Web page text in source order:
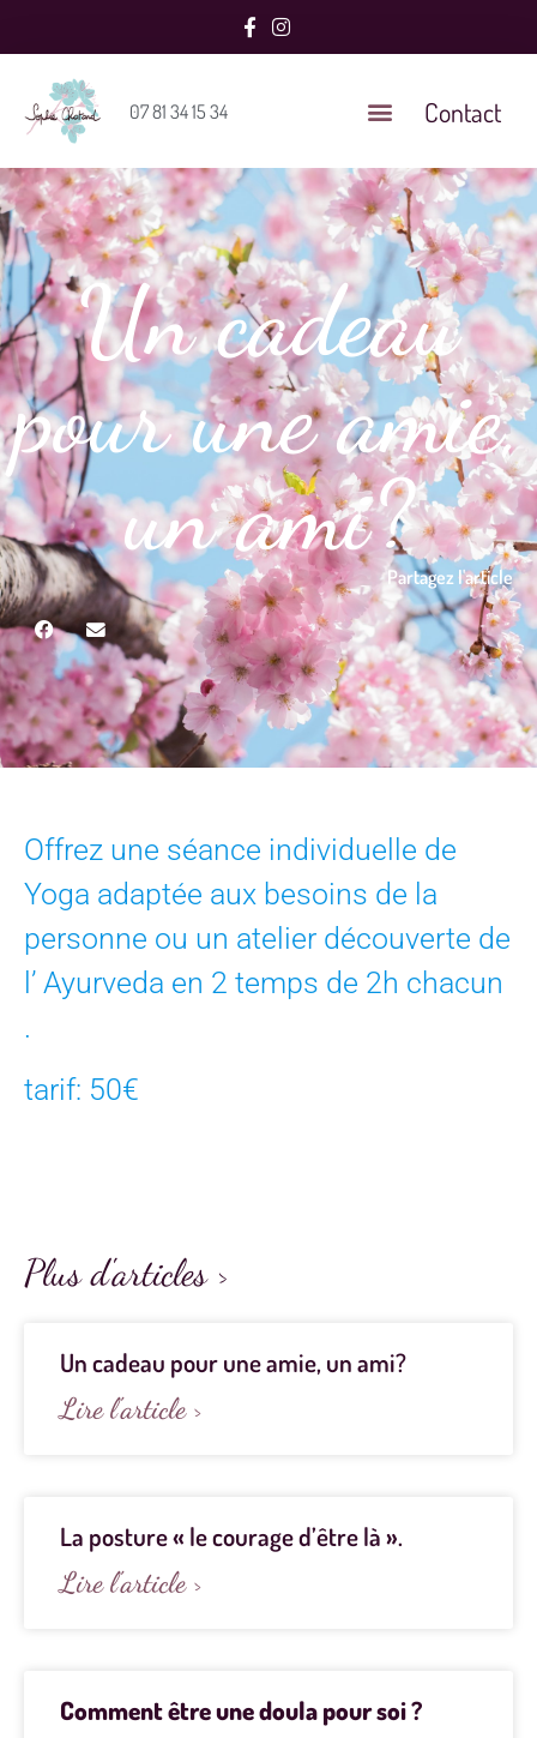
07 81 34 15 34 Contact
Un cadeau
pour une amie,
un ami?
Partagez l'article
Offrez une séance individuelle de
Yoga adaptée aux besoins de la
personne ou un atelier découverte de
l’ Ayurveda en 2 temps de 2h chacun
.
tarif: 50€
Plus d'articles >
Un cadeau pour une amie, un ami?
Lire l'article >
La posture « le courage d’être là ».
Lire l'article >
Comment être une doula pour soi ?